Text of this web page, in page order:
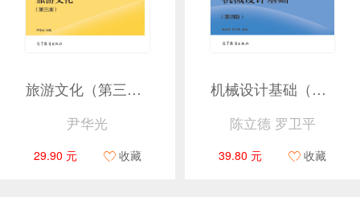
旅游文化（第三版）
尹华光
29.90 元 收藏
机械设计基础（第四版）
陈立德 罗卫平
39.80 元 收藏